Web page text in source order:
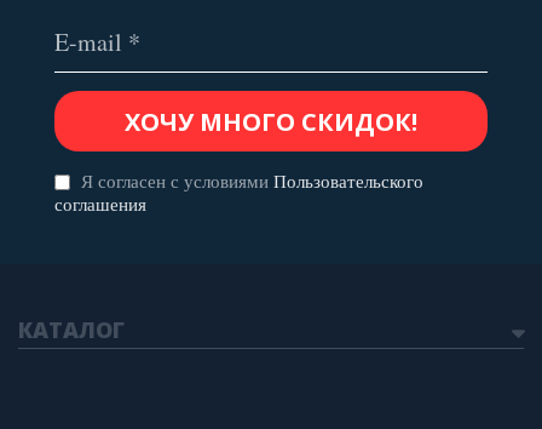
Я согласен с условиями Пользовательского
соглашения
КАТАЛОГ